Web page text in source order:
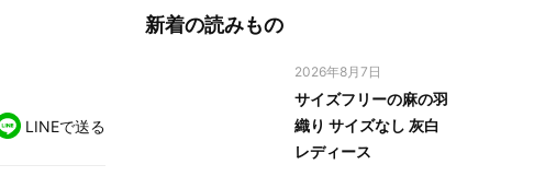
LINEで送る
新着の読みもの
2026年8月7日
サイズフリーの麻の羽
織り サイズなし 灰白
レディース